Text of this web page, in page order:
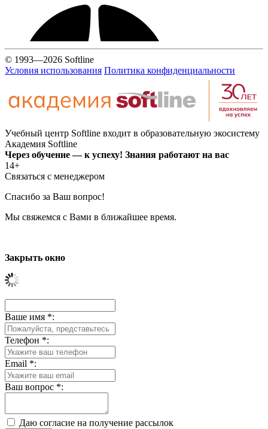
© 1993—2026 Softline
Условия использования Политика конфиденциальности
Учебный центр Softline входит в образовательную экосистему
Академия Softline
Через обучение — к успеху! Знания работают на вас
14+
Связаться с менеджером
Спасибо за Ваш вопрос!
Мы свяжемся с Вами в ближайшее время.
Закрыть окно
Ваше имя *:
Телефон *:
Email *:
Ваш вопрос *:
Даю согласие на получение рассылок